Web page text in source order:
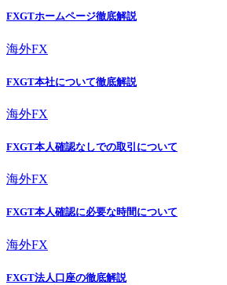
FXGTホームページ徹底解説
海外FX
FXGT本社について徹底解説
海外FX
FXGT本人確認なしでの取引について
海外FX
FXGT本人確認に必要な時間について
海外FX
FXGT法人口座の徹底解説